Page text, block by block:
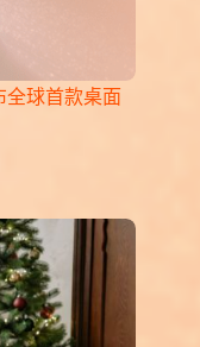
全球首款桌面